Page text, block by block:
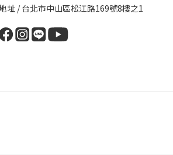
址 / 台北市中山區松江路169號8樓之1